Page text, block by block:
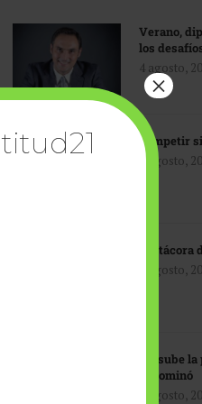
Verano,
los
4 agosto,
Competir
4 agosto,
Bitácora
3 agosto,
EU sube
el dominó
3 agosto,
×